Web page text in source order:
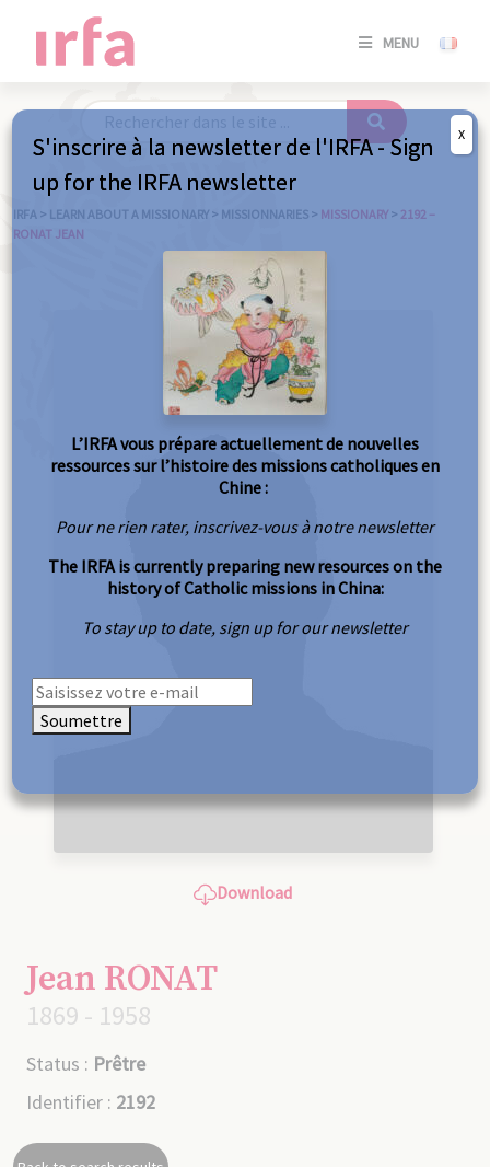
MENU
SE
IRFA > LEARN ABOUT A MISSIONARY > MISSIONNARIES > MISSIONARY > 2192 –
RONAT JEAN
Download
Jean RONAT
1869 - 1958
Status : Prêtre
Identifier : 2192
S'inscrire à la newsletter de l'IRFA - Sign
up for the IRFA newsletter
L’IRFA vous prépare actuellement de nouvelles
ressources sur l’histoire des missions catholiques en
Chine :
Pour ne rien rater, inscrivez-vous à notre newsletter
The IRFA is currently preparing new resources on the
history of Catholic missions in China:
To stay up to date, sign up for our newsletter
Soumettre
X